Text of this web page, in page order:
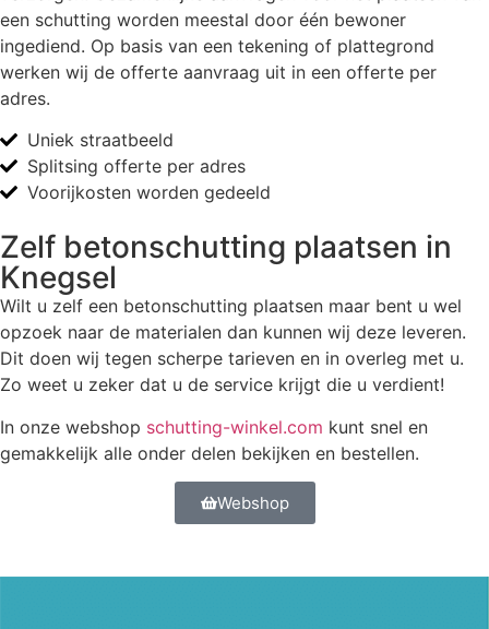
een schutting worden meestal door één bewoner
ingediend. Op basis van een tekening of plattegrond
werken wij de offerte aanvraag uit in een offerte per
adres.
Uniek straatbeeld
Splitsing offerte per adres
Voorijkosten worden gedeeld
Zelf betonschutting plaatsen in
Knegsel
Wilt u zelf een betonschutting plaatsen maar bent u wel
opzoek naar de materialen dan kunnen wij deze leveren.
Dit doen wij tegen scherpe tarieven en in overleg met u.
Zo weet u zeker dat u de service krijgt die u verdient!
In onze webshop schutting-winkel.com kunt snel en
gemakkelijk alle onder delen bekijken en bestellen.
Webshop